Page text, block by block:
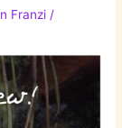
Franzi/